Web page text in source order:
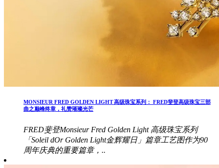
MONSIEUR FRED GOLDEN LIGHT 高级珠宝系列： FRED斐登高级珠宝三部
曲之巅峰终章，礼赞璀璨光芒
FRED斐登Monsieur Fred Golden Light 高级珠宝系列
「Soleil dOr Golden Light金辉耀日」篇章工艺图作为90
周年庆典的重要篇章，..